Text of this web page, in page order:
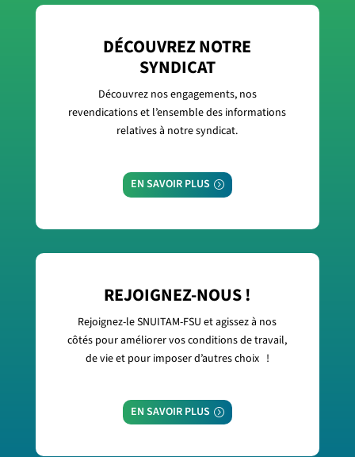
DÉCOUVREZ NOTRE
SYNDICAT
Découvrez nos engagements, nos
revendications et l’ensemble des informations
relatives à notre syndicat.
EN SAVOIR PLUS
REJOIGNEZ-NOUS !
Rejoignez-le SNUITAM-FSU et agissez à nos
côtés pour améliorer vos conditions de travail,
de vie et pour imposer d’autres choix !
EN SAVOIR PLUS